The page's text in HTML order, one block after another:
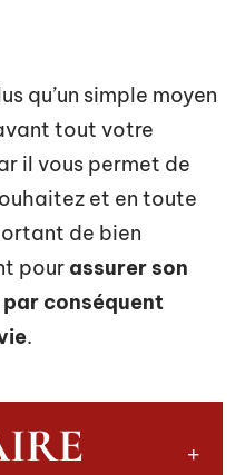
qu’un simple moyen
tout votre
il vous permet de
et en toute
de bien
pour assurer son
conséquent
.